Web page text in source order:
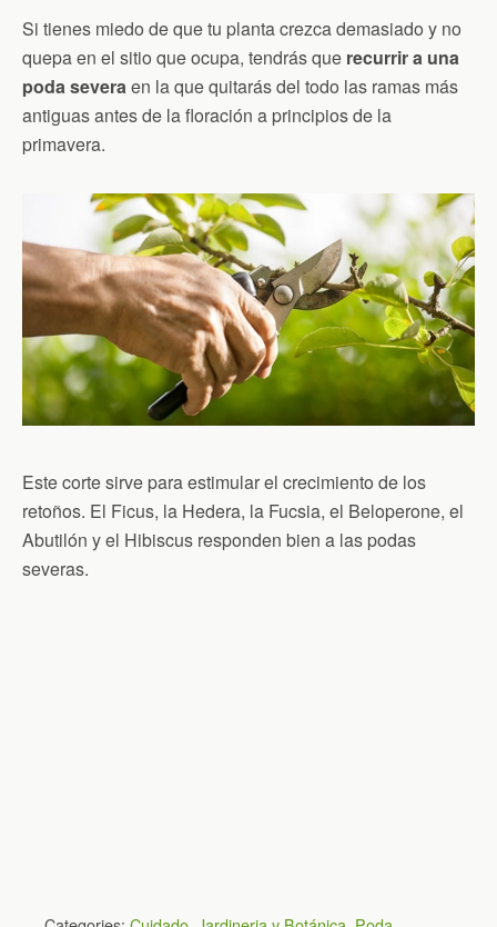
Si tienes miedo de que tu planta crezca demasiado y no
quepa en el sitio que ocupa, tendrás que recurrir a una
poda severa en la que quitarás del todo las ramas más
antiguas antes de la floración a principios de la
primavera.
Este corte sirve para estimular el crecimiento de los
retoños. El Ficus, la Hedera, la Fucsia, el Beloperone, el
Abutilón y el Hibiscus responden bien a las podas
severas.